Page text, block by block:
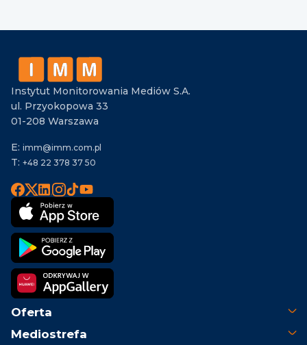
Instytut Monitorowania Mediów S.A.
ul. Przyokopowa 33
01-208 Warszawa
E: imm@imm.com.pl
T: +48 22 378 37 50
Oferta
Mediostrefa